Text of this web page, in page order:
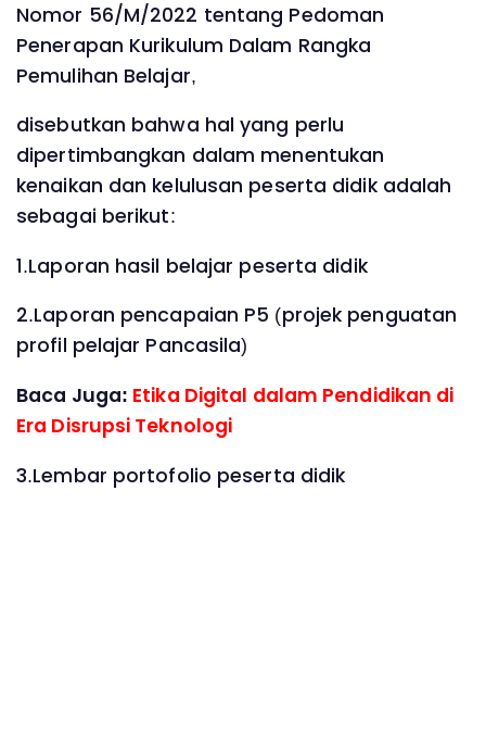
Nomor 56/M/2022 tentang Pedoman
Penerapan Kurikulum Dalam Rangka
Pemulihan Belajar,
disebutkan bahwa hal yang perlu
dipertimbangkan dalam menentukan
kenaikan dan kelulusan peserta didik adalah
sebagai berikut:
1.Laporan hasil belajar peserta didik
2.Laporan pencapaian P5 (projek penguatan
profil pelajar Pancasila)
Baca Juga: Etika Digital dalam Pendidikan di
Era Disrupsi Teknologi
3.Lembar portofolio peserta didik